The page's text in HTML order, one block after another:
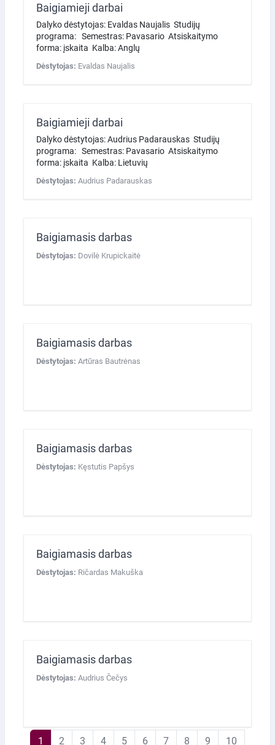
Baigiamieji darbai
Dalyko dėstytojas: Evaldas Naujalis Studijų
programa: Semestras: Pavasario Atsiskaitymo
forma: įskaita Kalba: Anglų
Dėstytojas: Evaldas Naujalis
Baigiamieji darbai
Dalyko dėstytojas: Audrius Padarauskas Studijų
programa: Semestras: Pavasario Atsiskaitymo
forma: įskaita Kalba: Lietuvių
Dėstytojas: Audrius Padarauskas
Baigiamasis darbas
Dėstytojas: Dovilė Krupickaitė
Baigiamasis darbas
Dėstytojas: Artūras Bautrėnas
Baigiamasis darbas
Dėstytojas: Kęstutis Papšys
Baigiamasis darbas
Dėstytojas: Ričardas Makuška
Baigiamasis darbas
Dėstytojas: Audrius Čečys
1 1 puslapis
2 2 puslapis
3 3 puslapis
44 puslapis
55 puslapis
6 6 puslapis
77 puslapis
8 8 puslapis
9 9 puslapis
10